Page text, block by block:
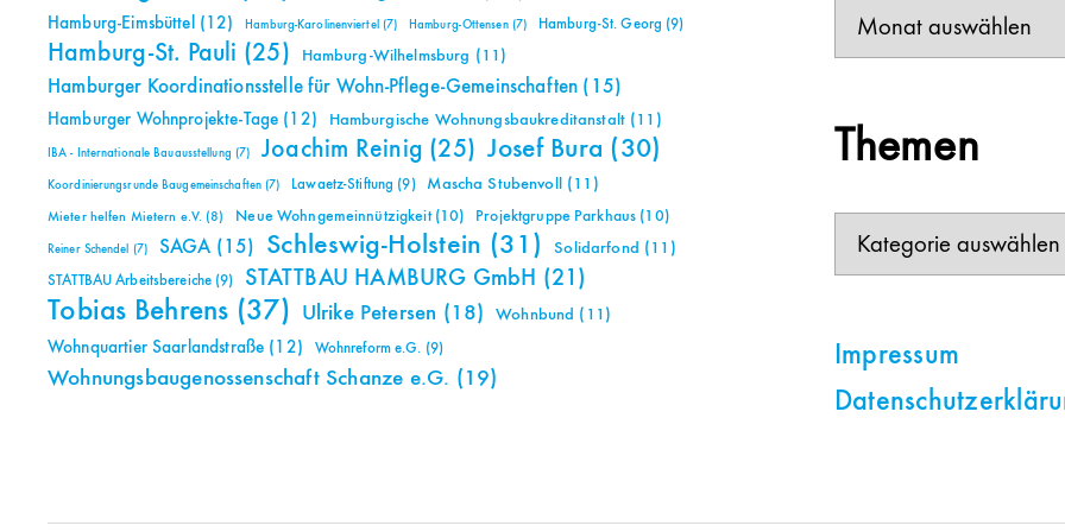
Hamburg-Eimsbüttel (12) Hamburg-Karolinenviertel (7) Hamburg-Ottensen(7) Hamburg-St. Georg (9)
Hamburg-St. Pauli (25) Hamburg-Wilhelmsburg (11)
Hamburger Koordinationsstelle für Wohn-Pflege-Gemeinschaften (15)
Hamburger Wohnprojekte-Tage (12) Hamburgische Wohnungsbaukreditanstalt (11)
IBA - Internationale Bauausstellung (7) Joachim Reinig (25) Josef Bura (30)
Koordinierungsrunde Baugemeinschaften(7) Lawaetz-Stiftung (9) Mascha Stubenvoll (11)
Mieter helfen Mietern e.V. (8) Neue Wohngemeinnützigkeit(10) Projektgruppe Parkhaus (10)
Reiner Schendel (7) SAGA (15) Schleswig-Holstein (31) Solidarfond (11)
STATTBAU Arbeitsbereiche (9) STATTBAU HAMBURG GmbH (21)
Tobias Behrens (37) Ulrike Petersen (18) Wohnbund (11)
Wohnquartier Saarlandstraße (12) Wohnreform e.G. (9)
Wohnungsbaugenossenschaft Schanze e.G. (19)
Themen
Impressum